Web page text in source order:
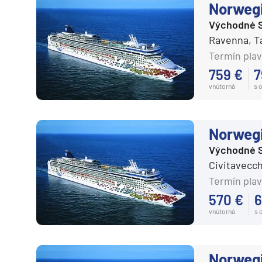
Expedičné plavby
Antarktída
Arktída
Expedičné plavby
Galapágy
Východné
Ravenna,
Termín
759 €
vnútorná s
Východné
Termín
570 €
vnútorná s